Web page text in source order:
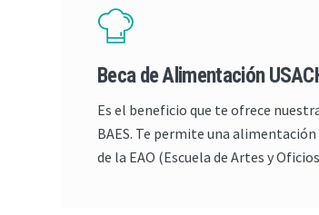
Beca de Alimentación
Es el beneficio que te ofrece
BAES. Te permite una
de la EAO (Escuela de Artes y